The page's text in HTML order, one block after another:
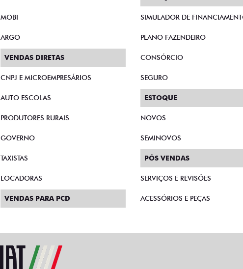
MOBI
ARGO
VENDAS DIRETAS
CNPJ E MICROEMPRESÁRIOS
AUTO ESCOLAS
PRODUTORES RURAIS
GOVERNO
TAXISTAS
LOCADORAS
VENDAS PARA PCD
SIMULADOR DE
PLANO FAZENDEIRO
CONSÓRCIO
SEGURO
ESTOQUE
NOVOS
SEMINOVOS
PÓS VENDAS
SERVIÇOS E REVISÕES
ACESSÓRIOS E PEÇAS